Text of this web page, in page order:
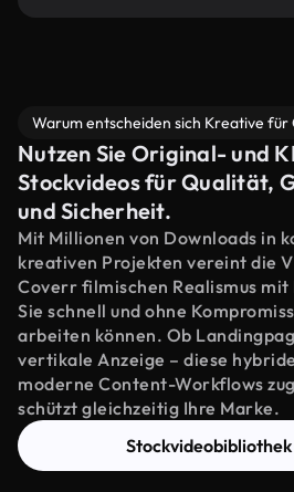
Warum entscheiden sich Kreative für
Nutzen Sie Original- und
Stockvideos für Qualität,
und Sicherheit.
Mit Millionen von Downloads in
kreativen Projekten vereint die
Coverr filmischen Realismus
Sie schnell und ohne
arbeiten können. Ob
vertikale Anzeige – diese
moderne Content-Workflows
schützt gleichzeitig Ihre Marke.